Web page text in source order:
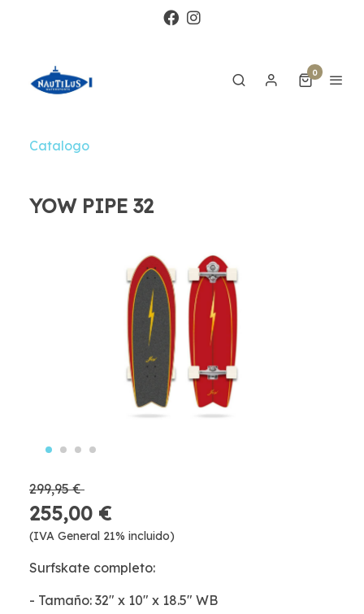
0
Catalogo
YOW PIPE 32
299,95 €
255,00 €
(IVA General 21% incluido)
Surfskate completo:
- Tamaño: 32″ x 10″ x 18.5″ WB